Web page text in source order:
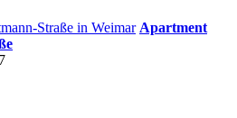
Apartment